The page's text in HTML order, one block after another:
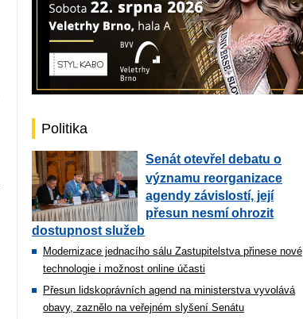
Politika
Senát otevřel debatu o
významu reorganizace
agendy závislostí, její
přesun nesmí ohrozit
dostupnost služeb
Modernizace jednacího sálu Zastupitelstva přinese nové
technologie i možnost online účasti
Přesun lidskoprávních agend na ministerstva vyvolává
obavy, zaznělo na veřejném slyšení Senátu